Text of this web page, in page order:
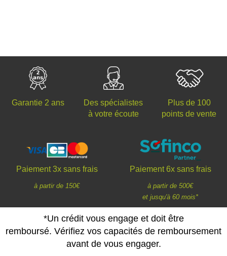
Garantie 2 ans
Des spécialistes
à votre écoute
Plus de 100
points de vente
Paiement 3x sans frais
à partir de 150€
Paiement 6x sans frais
à partir de 500€
et jusqu'à 60 mois*
*Un crédit vous engage et doit être
remboursé. Vérifiez vos capacités de remboursement
avant de vous engager.